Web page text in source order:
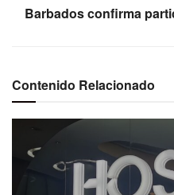
Barbados confirma
Contenido Relacionado